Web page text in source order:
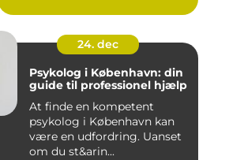
24. dec
Psykolog i København: din
guide til professionel hjælp
At finde en kompetent
psykolog i København kan
være en udfordring. Uanset
om du st&arin...